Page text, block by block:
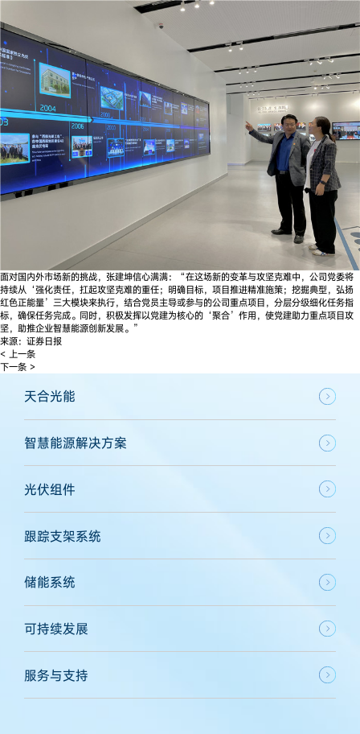
面对国内外市场新的挑战，张建坤信心满满：“在这场新的变革与攻坚克难中，公司党委将
持续从‘强化责任，扛起攻坚克难的重任；明确目标，项目推进精准施策；挖掘典型，弘扬
红色正能量’三大模块来执行，结合党员主导或参与的公司重点项目，分层分级细化任务指
标，确保任务完成。同时，积极发挥以党建为核心的‘聚合’作用，使党建助力重点项目攻
坚，助推企业智慧能源创新发展。” ​
来源：证券日报
< 上一条
下一条 >
天合光能
智慧能源解决方案
光伏组件
跟踪支架系统
储能系统
可持续发展
服务与支持